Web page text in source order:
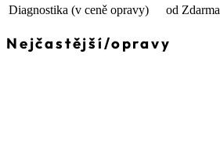
Diagnostika (v ceně opravy) od Zdarma
Nejčastější/opravy